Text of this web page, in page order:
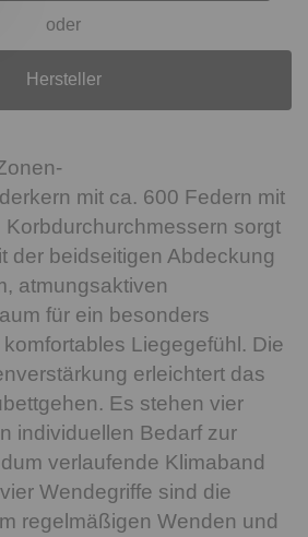
oder
Hersteller
mit ca. 600 Federn mit
sorgt
der beidseitigen Abdeckung
atmungsaktiven
für ein besonders
Liegegefühl. Die
erleichtert das
Es stehen vier
individuellen Bedarf zur
verlaufende Klimaband
Wendegriffe sind die
regelmäßigen Wenden und